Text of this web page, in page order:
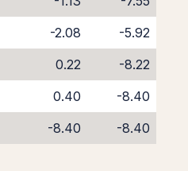
-2.08
-5.92
0.22
-8.22
0.40
-8.40
-8.40 -8.40